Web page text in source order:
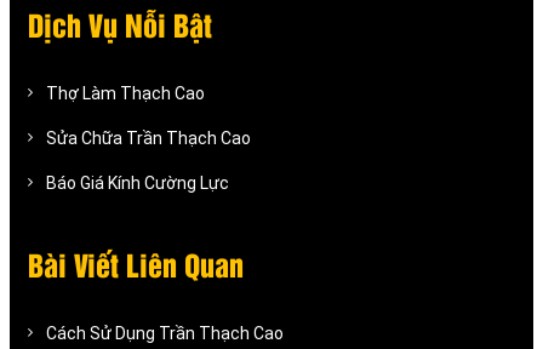
Dịch Vụ Nỗi Bật
Thợ Làm Thạch Cao
Sửa Chữa Trần Thạch Cao
Báo Giá Kính Cường Lực
Bài Viết Liên Quan
Cách Sử Dụng Trần Thạch Cao